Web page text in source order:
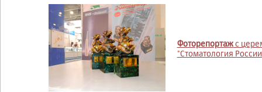
Фоторепортажс
"Стоматология